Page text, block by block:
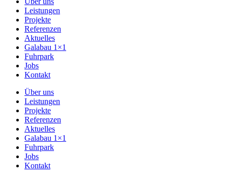
Leistungen
Projekte
Referenzen
Aktuelles
Galabau 1×1
Fuhrpark
Jobs
Kontakt
Über uns
Leistungen
Projekte
Referenzen
Aktuelles
Galabau 1×1
Fuhrpark
Jobs
Kontakt